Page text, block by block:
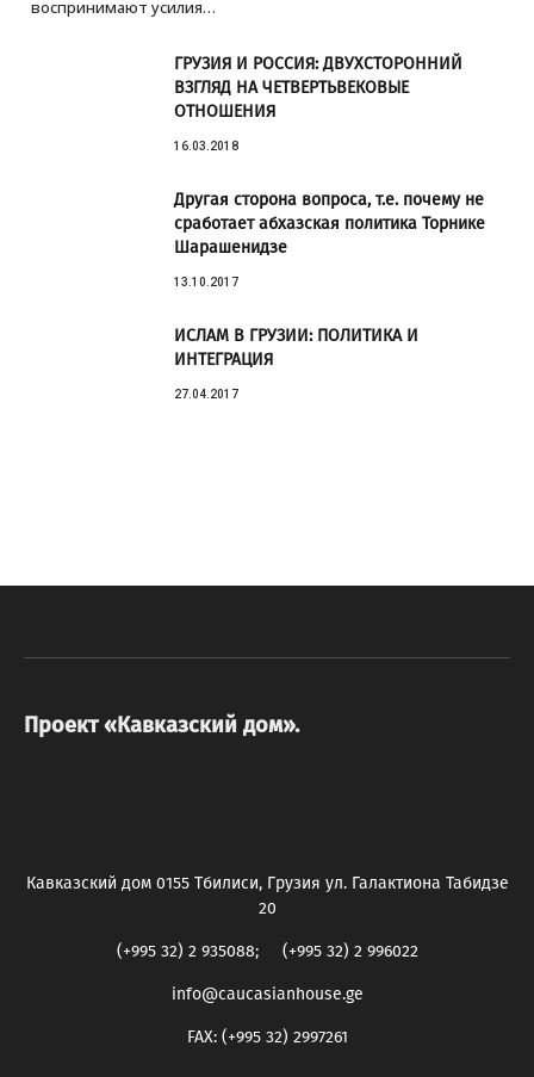
воспринимают усилия…
ГРУЗИЯ И РОССИЯ: ДВУХСТОРОННИЙ
ВЗГЛЯД НА ЧЕТВЕРТЬВЕКОВЫЕ
ОТНОШЕНИЯ
16.03.2018
Другая сторона вопроса, т.е. почему не
сработает абхазская политика Торнике
Шарашенидзе
13.10.2017
ИСЛАМ В ГРУЗИИ: ПОЛИТИКА И
ИНТЕГРАЦИЯ
27.04.2017
Проект «Кавказский дом».
Кавказский дом 0155 Тбилиси, Грузия ул. Галактиона Табидзе
20
(+995 32) 2 935088; (+995 32) 2 996022
info@caucasianhouse.ge
FAX: (+995 32) 2997261